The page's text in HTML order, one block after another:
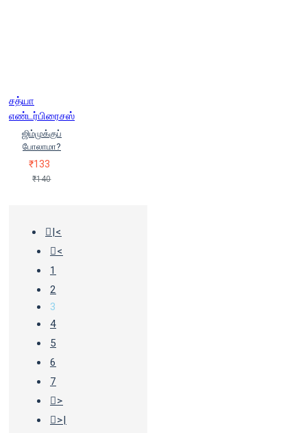
சத்யா
எண்டர்பிரைசஸ்
ஜிம்முக்குப்
போலாமா?
₹133
₹140
|<
<
1
2
3
4
5
6
7
>
>|